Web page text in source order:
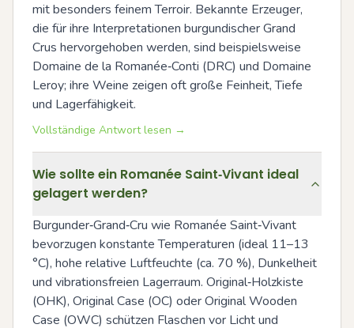
mit besonders feinem Terroir. Bekannte Erzeuger,
die für ihre Interpretationen burgundischer Grand
Crus hervorgehoben werden, sind beispielsweise
Domaine de la Romanée‑Conti (DRC) und Domaine
Leroy; ihre Weine zeigen oft große Feinheit, Tiefe
und Lagerfähigkeit.
Vollständige Antwort lesen →
Wie sollte ein Romanée Saint‑Vivant ideal
gelagert werden?
Burgunder‑Grand‑Cru wie Romanée Saint‑Vivant
bevorzugen konstante Temperaturen (ideal 11–13
°C), hohe relative Luftfeuchte (ca. 70 %), Dunkelheit
und vibrationsfreien Lagerraum. Original‑Holzkiste
(OHK), Original Case (OC) oder Original Wooden
Case (OWC) schützen Flaschen vor Licht und